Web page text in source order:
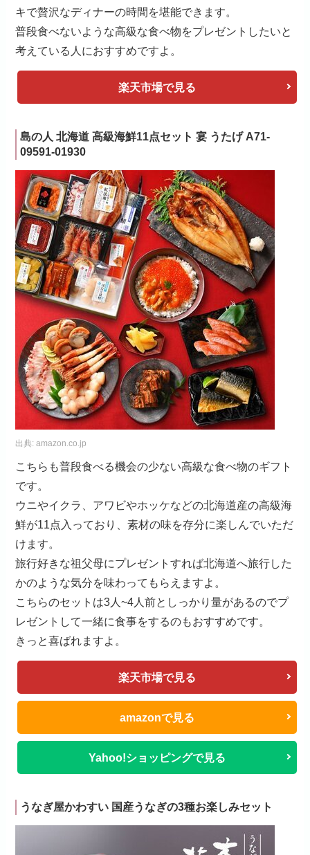
キで贅沢なディナーの時間を堪能できます。
普段食べないような高級な食べ物をプレゼントしたいと
考えている人におすすめですよ。
楽天市場で見る
島の人 北海道 高級海鮮11点セット 宴 うたげ A71-
09591-01930
出典:amazon.co.jp
こちらも普段食べる機会の少ない高級な食べ物のギフト
です。
ウニやイクラ、アワビやホッケなどの北海道産の高級海
鮮が11点入っており、素材の味を存分に楽しんでいただ
けます。
旅行好きな祖父母にプレゼントすれば北海道へ旅行した
かのような気分を味わってもらえますよ。
こちらのセットは3人~4人前としっかり量があるのでプ
レゼントして一緒に食事をするのもおすすめです。
きっと喜ばれますよ。
楽天市場で見る
amazonで見る
Yahoo!ショッピングで見る
うなぎ屋かわすい 国産うなぎの3種お楽しみセット